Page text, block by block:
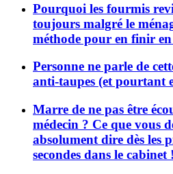
Pourquoi les fourmis
toujours malgré le
méthode pour en finir
Personne ne parle de
anti-taupes (et pourtant
Marre de ne pas être
médecin ? Ce que vous
absolument dire dès les
secondes dans le cabinet !